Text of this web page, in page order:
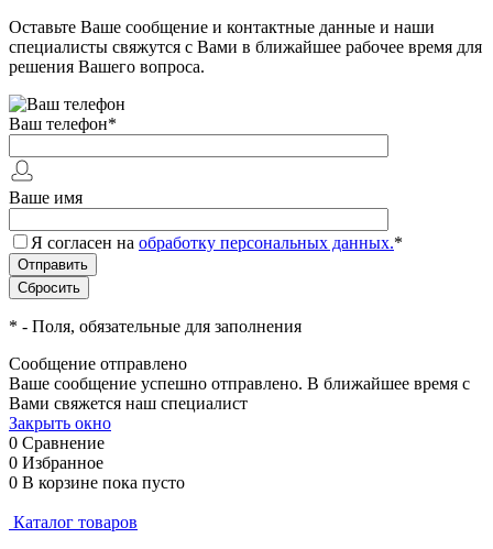
Оставьте Ваше сообщение и контактные данные и наши
специалисты свяжутся с Вами в ближайшее рабочее время для
решения Вашего вопроса.
Ваш телефон*
Ваше имя
Я согласен на обработку персональных данных.*
* - Поля, обязательные для заполнения
Сообщение отправлено
Ваше сообщение успешно отправлено. В ближайшее время с
Вами свяжется наш специалист
Закрыть окно
0 Сравнение
0 Избранное
0 В корзине пока пусто
Каталог товаров